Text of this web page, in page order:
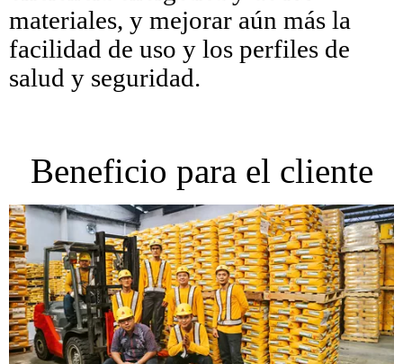
materiales, y mejorar aún más la
facilidad de uso y los perfiles de
salud y seguridad.
Beneficio para el cliente